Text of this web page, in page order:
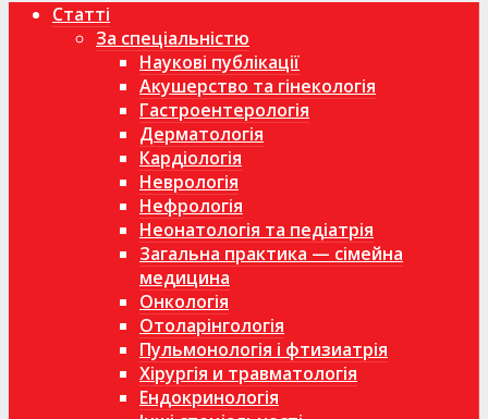
Статті
За спеціальністю
Наукові публікації
Акушерство та гінекологія
Гастроентерологія
Дерматологія
Кардіологія
Неврологія
Нефрологія
Неонатологія та педіатрія
Загальна практика — сімейна
медицина
Онкологія
Отоларінгологія
Пульмонологія і фтизиатрія
Хірургія и травматологія
Ендокринологія